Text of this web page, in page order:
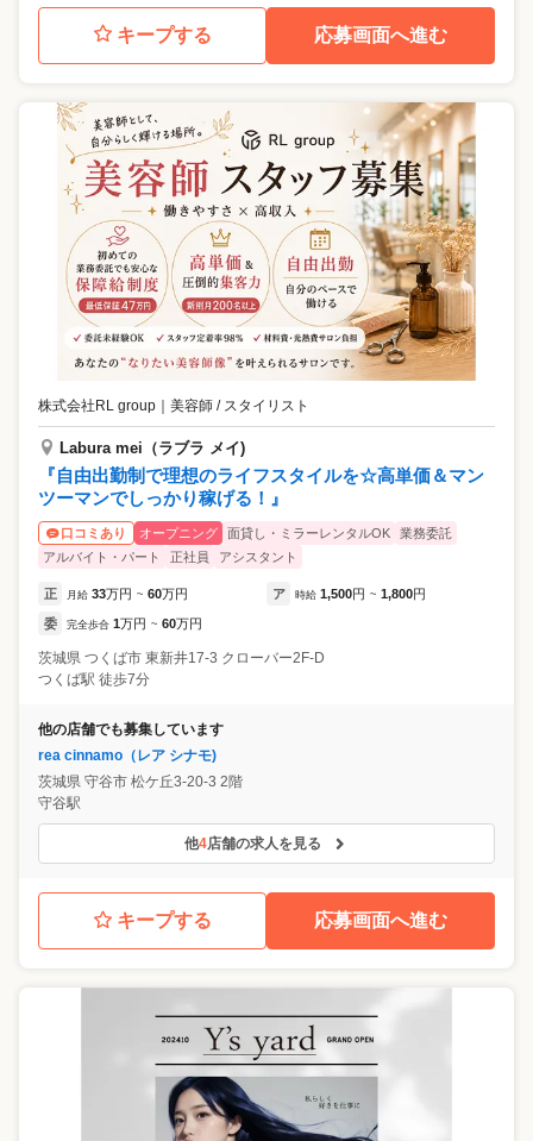
キープする 応募画面へ進む
株式会社RL group 美容師 / スタイリスト
Labura mei（ラブラ メイ)
『自由出勤制で理想のライフスタイルを☆高単価＆マン
ツーマンでしっかり稼げる！』
口コミあり オープニング 面貸し・ミラーレンタルOK
業務委託
アルバイト・パート
正社員 アシスタント
正 月給 33万円 ~ 60万円 ア 時給 1,500円 ~ 1,800円
委 完全歩合 1万円 ~ 60万円
茨城県 つくば市 東新井17-3 クローバー2F-D
つくば駅 徒歩7分
他の店舗でも募集しています
rea cinnamo（レア シナモ)
茨城県 守谷市 松ケ丘3-20-3 2階
守谷駅
他4店舗の求人を見る
キープする 応募画面へ進む